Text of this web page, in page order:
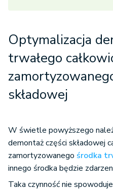
Optymalizacja
trwałego
składowej
W świetle powyższego
demontaż części składowej
zamortyzowanego środka
innego środka będzie
Taka czynność nie